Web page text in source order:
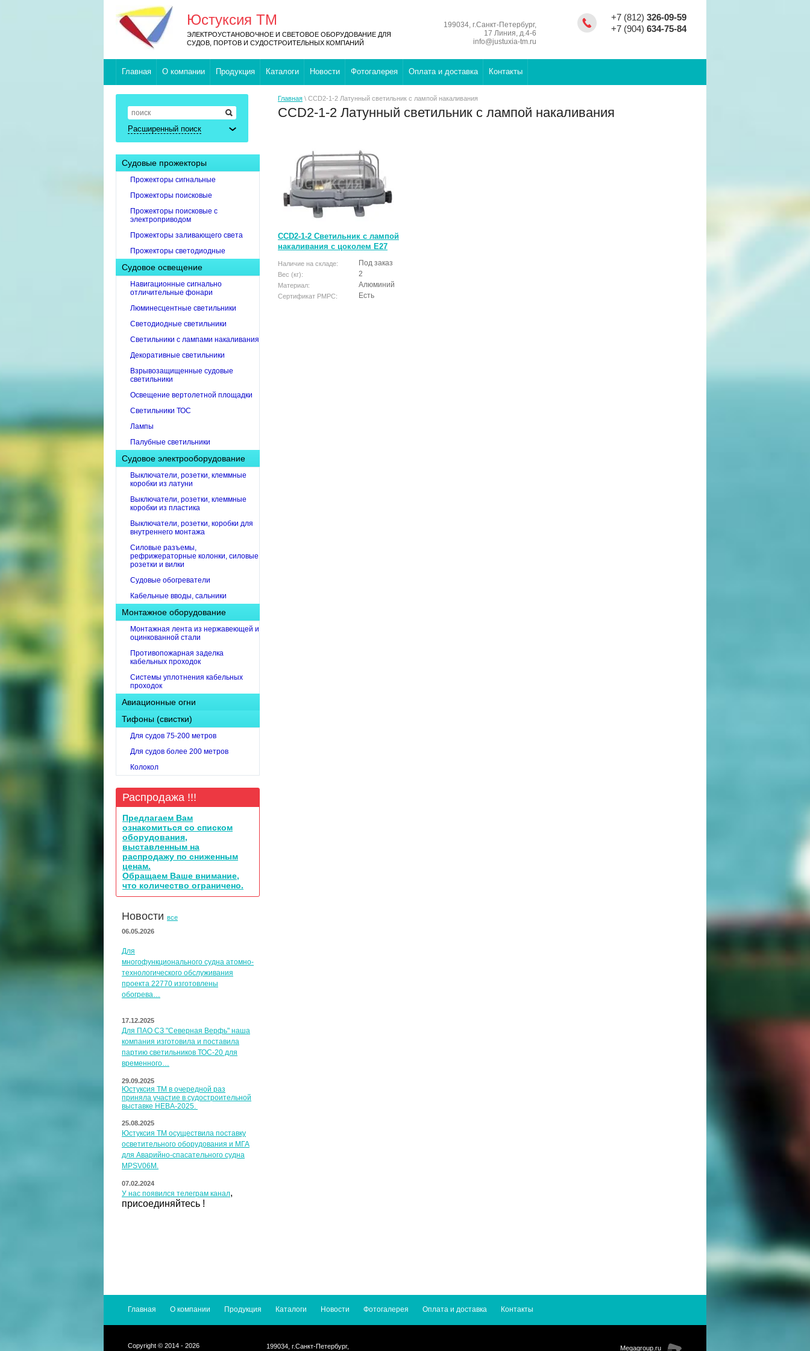
Юстуксия ТМ
ЭЛЕКТРОУСТАНОВОЧНОЕ И СВЕТОВОЕ ОБОРУДОВАНИЕ ДЛЯ
СУДОВ, ПОРТОВ И СУДОСТРОИТЕЛЬНЫХ КОМПАНИЙ
+7 (812) 326-09-59
+7 (904) 634-75-84
199034, г.Санкт-Петербург,
17 Линия, д.4-6
info@justuxia-tm.ru
Главная О компании Продукция Каталоги Новости Фотогалерея Оплата и доставка Контакты
Расширенный поиск
Судовые прожекторы
Прожекторы сигнальные
Прожекторы поисковые
Прожекторы поисковые с
электроприводом
Прожекторы заливающего света
Прожекторы светодиодные
Судовое освещение
Навигационные сигнально
отличительные фонари
Люминесцентные светильники
Светодиодные светильники
Светильники с лампами накаливания
Декоративные светильники
Взрывозащищенные судовые
светильники
Освещение вертолетной площадки
Светильники ТОС
Лампы
Палубные светильники
Судовое электрооборудование
Выключатели, розетки, клеммные
коробки из латуни
Выключатели, розетки, клеммные
коробки из пластика
Выключатели, розетки, коробки для
внутреннего монтажа
Cиловые разъемы,
рефрижераторные колонки, силовые
розетки и вилки
Судовые обогреватели
Кабельные вводы, сальники
Монтажное оборудование
Монтажная лента из нержавеющей и
оцинкованной стали
Противопожарная заделка
кабельных проходок
Системы уплотнения кабельных
проходок
Авиационные огни
Тифоны (свистки)
Для судов 75-200 метров
Для судов более 200 метров
Колокол
Распродажа !!!
Предлагаем Вам
ознакомиться со списком
оборудования,
выставленным на
распродажу по сниженным
ценам.
Обращаем Ваше внимание,
что количество ограничено.
Новости все
06.05.2026
Для
многофункционального судна атомно-
технологического обслуживания
проекта 22770 изготовлены
обогрева…
17.12.2025
Для ПАО СЗ "Северная Верфь" наша
компания изготовила и поставила
партию светильников ТОС-20 для
временного…
29.09.2025
Юстуксия ТМ в очередной раз
приняла участие в судостроительной
выставке НЕВА-2025.
25.08.2025
Юстуксия ТМ осуществила поставку
осветительного оборудования и МГА
для Аварийно-спасательного судна
MPSV06M.
07.02.2024
У нас появился телеграм канал,
присоединяйтесь !
Главная \ CCD2-1-2 Латунный светильник с лампой накаливания
CCD2-1-2 Латунный светильник с лампой накаливания
CCD2-1-2 Светильник с лампой
накаливания с цоколем E27
Наличие на складе: Под заказ
Вес (кг): 2
Материал: Алюминий
Сертификат РМРС: Есть
Главная О компании Продукция Каталоги Новости Фотогалерея Оплата и доставка Контакты
Megagroup.ru
Copyright © 2014 - 2026 199034, г.Санкт-Петербург,